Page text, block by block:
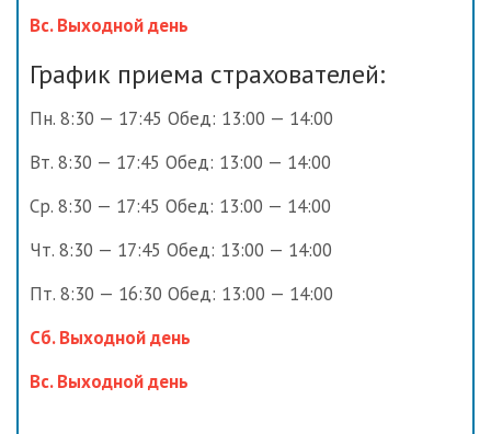
Вс. Выходной день
График приема страхователей:
Пн. 8:30 — 17:45 Обед: 13:00 — 14:00
Вт. 8:30 — 17:45 Обед: 13:00 — 14:00
Ср. 8:30 — 17:45 Обед: 13:00 — 14:00
Чт. 8:30 — 17:45 Обед: 13:00 — 14:00
Пт. 8:30 — 16:30 Обед: 13:00 — 14:00
Сб. Выходной день
Вс. Выходной день